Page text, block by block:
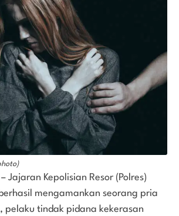
– Jajaran Kepolisian Resor (Polres)
mengamankan seorang pria
pelaku tindak pidana kekerasan